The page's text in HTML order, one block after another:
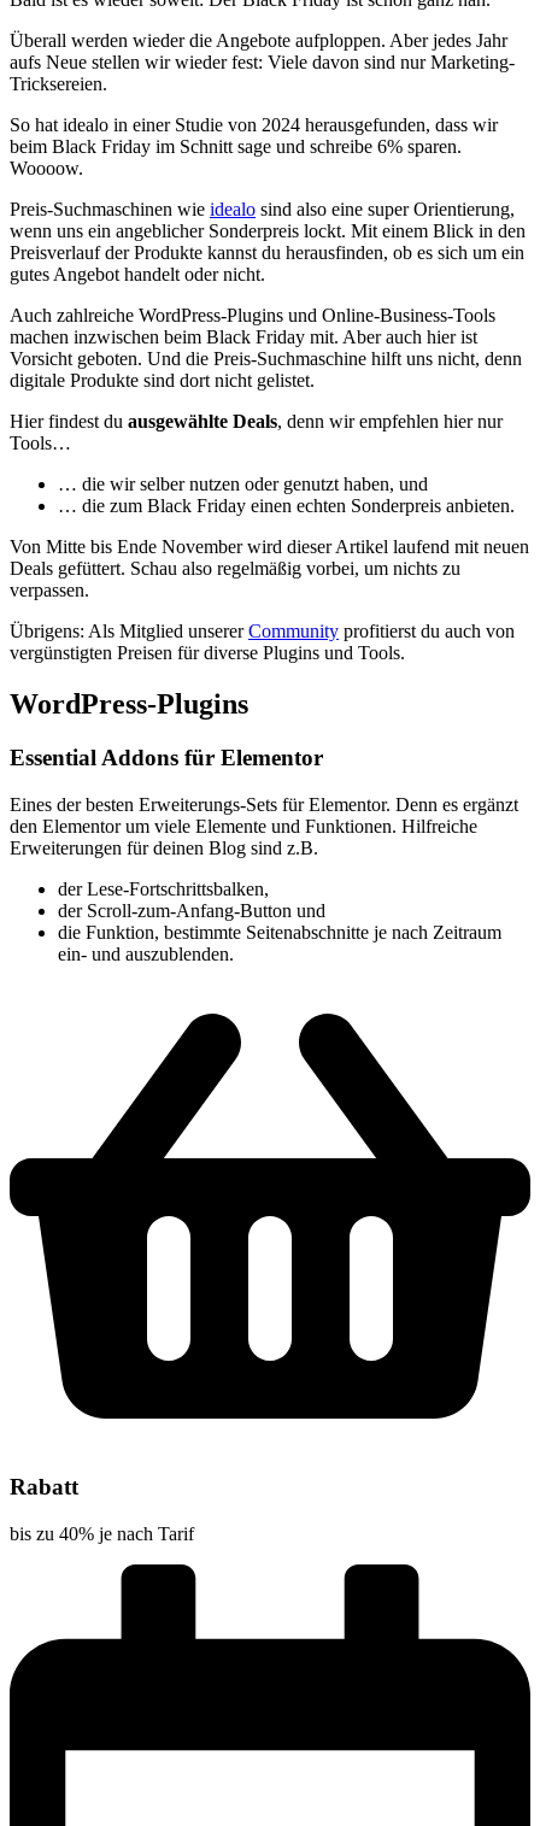
Überall werden wieder die Angebote aufploppen. Aber jedes Jahr
aufs Neue stellen wir wieder fest: Viele davon sind nur Marketing-
Tricksereien.
So hat idealo in einer Studie von 2024 herausgefunden, dass wir
beim Black Friday im Schnitt sage und schreibe 6% sparen.
Woooow.
Preis-Suchmaschinen wie idealo sind also eine super Orientierung,
wenn uns ein angeblicher Sonderpreis lockt. Mit einem Blick in den
Preisverlauf der Produkte kannst du herausfinden, ob es sich um ein
gutes Angebot handelt oder nicht.
Auch zahlreiche WordPress-Plugins und Online-Business-Tools
machen inzwischen beim Black Friday mit. Aber auch hier ist
Vorsicht geboten. Und die Preis-Suchmaschine hilft uns nicht, denn
digitale Produkte sind dort nicht gelistet.
Hier findest du ausgewählte Deals, denn wir empfehlen hier nur
Tools…
… die wir selber nutzen oder genutzt haben, und
… die zum Black Friday einen echten Sonderpreis anbieten.
Von Mitte bis Ende November wird dieser Artikel laufend mit neuen
Deals gefüttert. Schau also regelmäßig vorbei, um nichts zu
verpassen.
Übrigens: Als Mitglied unsererCommunity profitierst du auch von
vergünstigten Preisen für diverse Plugins und Tools.
WordPress-Plugins
Essential Addons für Elementor
Eines der besten Erweiterungs-Sets für Elementor. Denn es ergänzt
den Elementor um viele Elemente und Funktionen. Hilfreiche
Erweiterungen für deinen Blog sind z.B.
der Lese-Fortschrittsbalken,
der Scroll-zum-Anfang-Button und
die Funktion, bestimmte Seitenabschnitte je nach Zeitraum
ein- und auszublenden.
Rabatt
bis zu 40% je nach Tarif